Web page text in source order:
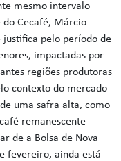
mesmo intervalo
do Cecafé, Márcio
justifica pelo período de
impactadas por
regiões produtoras
contexto do mercado
uma safra alta, como
remanescente
de a Bolsa de Nova
fevereiro, ainda está